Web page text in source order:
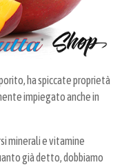
ha spiccate proprietà
impiegato anche in
minerali e vitamine
già detto, dobbiamo